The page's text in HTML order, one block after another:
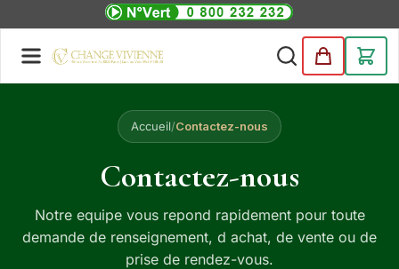
Accueil/Contactez-nous
Contactez-nous
Notre equipe vous repond rapidement pour toute
demande de renseignement, d achat, de vente ou de
prise de rendez-vous.